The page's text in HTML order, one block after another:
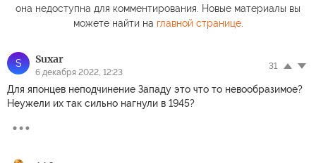
она недоступна для комментирования. Новые материалы вы
можете найти на главной странице.
S Suxar
6 декабря 2022, 12:23
31
Для японцев неподчинение Западу это что то невообразимое?
Неужели их так сильно нагнули в 1945?